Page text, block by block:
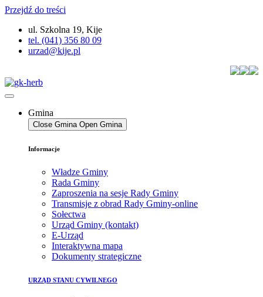
Przejdź do treści
ul. Szkolna 19, Kije
tel. (041) 356 80 09
urzad@kije.pl
Gmina
Close Gmina Open Gmina
Informacje
Władze Gminy
Rada Gminy
Zaproszenia na sesje Rady Gminy
Transmisje z obrad Rady Gminy-online
Sołectwa
Urząd Gminy (kontakt)
E-Urząd
Interaktywna mapa
Dokumenty strategiczne
URZĄD STANU CYWILNEGO